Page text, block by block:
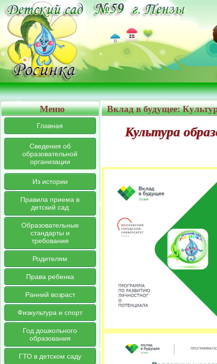
Меню
Главная
Сведения об
образовательной
организации
Из истории
Правила приема в
детский сад
Образовательные
стандарты и
требования
Родителям
Права ребенка
Ранний возраст
Физкультура и спорт
Год дошкольного
образования
ГТО в детском саду
Вклад в будущее:
Культура